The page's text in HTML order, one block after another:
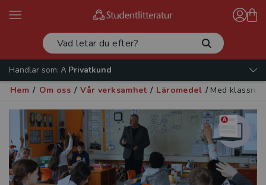
Handlar som:
Privatkund
Hem / Om oss / Vår verksamhet / Läromedel / Med